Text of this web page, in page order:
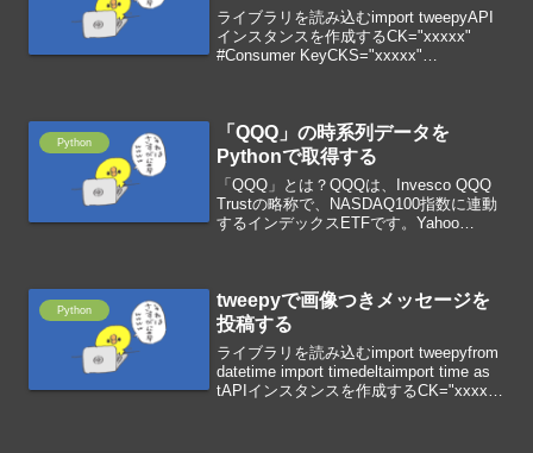
ライブラリを読み込むimport tweepyAPI
インスタンスを作成するCK="xxxxx"
#Consumer KeyCKS="xxxxx"
Python
「QQQ」の時系列データを
Pythonで取得する
「QQQ」とは？QQQは、Invesco QQQ
Trustの略称で、NASDAQ100指数に連動
するインデックスETFです。Yahoo
Python
tweepyで画像つきメッセージを
投稿する
ライブラリを読み込むimport tweepyfrom
datetime import timedeltaimport time as
tAPIインスタンスを作成するCK="xxxxx"